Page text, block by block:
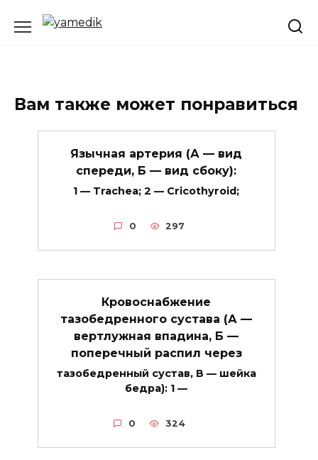
Вам также может понравиться
Язычная артерия (А — вид
спереди, Б — вид сбоку):
1 — Trachea; 2 — Cricothyroid;
0 297
Кровоснабжение
тазобедренного сустава (А —
вертлужная впадина, Б —
поперечный распил через
тазобедренный сустав, В — шейка
бедра): 1 —
0 324